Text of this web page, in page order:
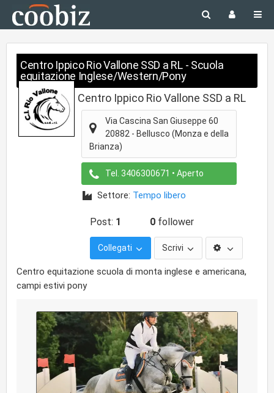
Centro Ippico Rio Vallone SSD a RL - Scuola
equitazione Inglese/Western/Pony
Centro Ippico Rio Vallone SSD a RL
Via Cascina San Giuseppe 60
20882 - Bellusco (Monza e della
Brianza)
Tel. 3406300671 • Aperto
Settore: Tempo libero
Post: 1 0 follower
Collegati Scrivi
Centro equitazione scuola di monta inglese e americana,
campi estivi pony